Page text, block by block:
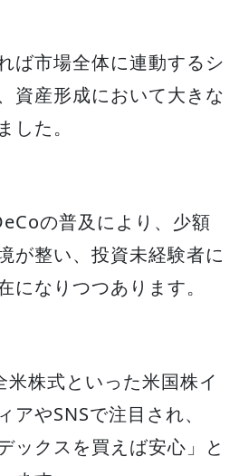
ば市場全体に連動するシ
資産形成において大きな
した。
の普及により、少額
が整い、投資未経験者に
になりつつあります。
米株式といった米国株イ
アやSNSで注目され、
ックスを買えば安心」と